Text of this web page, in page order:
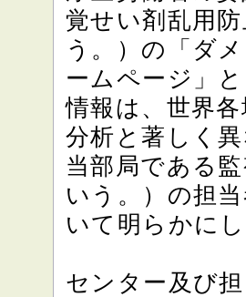
覚せい剤乱用
う。）の「ダ
ームページ」
情報は、世界
分析と著しく
当部局である
いう。）の担
いて明らかに
センター及び